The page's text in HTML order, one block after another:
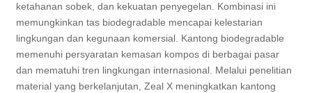
ketahanan sobek, dan kekuatan penyegelan. Kombinasi ini
memungkinkan tas biodegradable mencapai kelestarian
lingkungan dan kegunaan komersial. Kantong biodegradable
memenuhi persyaratan kemasan kompos di berbagai pasar
dan mematuhi tren lingkungan internasional. Melalui penelitian
material yang berkelanjutan, Zeal X meningkatkan kantong